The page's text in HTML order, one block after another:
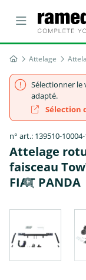
Attelage
Sélectionner
adapté.
Sélection
n° art.: 139510-10004-
Attelage
faisceau
FIAT PANDA